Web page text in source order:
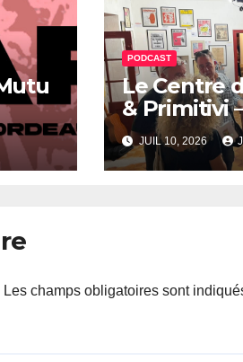
PODCAST
Le Centre
& Primitivi
JUIL 10, 2026
Les champs obligatoires sont